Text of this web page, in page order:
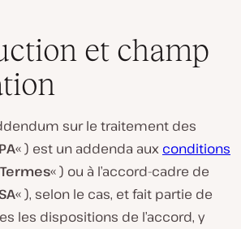
et champ
sur le traitement des
« ) est un addenda aux conditions
Termes« ) ou à l’accord-cadre de
« ), selon le cas, et fait partie de
les dispositions de l’accord, y